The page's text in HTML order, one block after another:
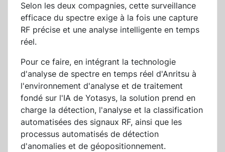
Selon les deux compagnies, cette surveillance
efficace du spectre exige à la fois une capture
RF précise et une analyse intelligente en temps
réel.
Pour ce faire, en intégrant la technologie
d'analyse de spectre en temps réel d'Anritsu à
l'environnement d'analyse et de traitement
fondé sur l'IA de Yotasys, la solution prend en
charge la détection, l'analyse et la classification
automatisées des signaux RF, ainsi que les
processus automatisés de détection
d'anomalies et de géopositionnement.